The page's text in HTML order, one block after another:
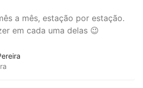
a mês, estação por estação.
em cada uma delas 😉